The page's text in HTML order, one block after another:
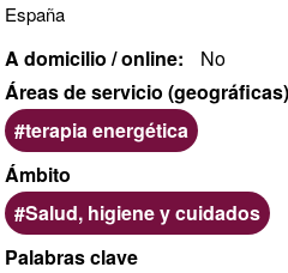
España
A domicilio / online
No
Áreas de servicio
terapia energética
Ámbito
Salud, higiene y cuidados
Palabras clave